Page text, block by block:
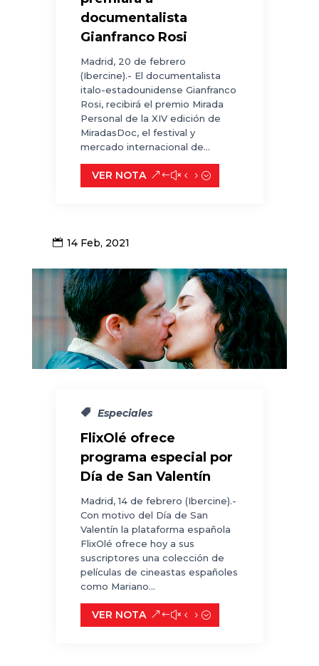
documentalista
Gianfranco Rosi
Madrid, 20 de febrero
(Ibercine).- El documentalista
italo-estadounidense Gianfranco
Rosi, recibirá el premio Mirada
Personal de la XIV edición de
MiradasDoc, el festival y
mercado internacional de...
VER NOTA
14 Feb, 2021
Especiales
FlixOlé ofrece
programa especial por
Día de San Valentín
Madrid, 14 de febrero (Ibercine).-
Con motivo del Día de San
Valentín la plataforma española
FlixOlé ofrece hoy a sus
suscriptores una colección de
películas de cineastas españoles
como Mariano...
VER NOTA